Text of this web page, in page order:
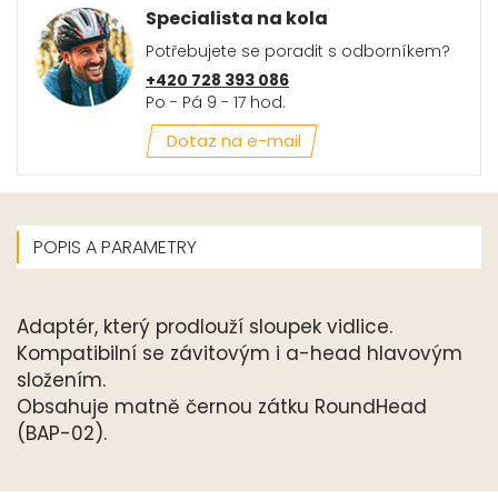
Specialista na kola
Potřebujete se poradit s odborníkem?
+420 728 393 086
Po - Pá 9 - 17 hod.
Dotaz na e-mail
POPIS A PARAMETRY
Adaptér, který prodlouží sloupek vidlice.
Kompatibilní se závitovým i a-head hlavovým
složením.
Obsahuje matně černou zátku RoundHead
(BAP-02).